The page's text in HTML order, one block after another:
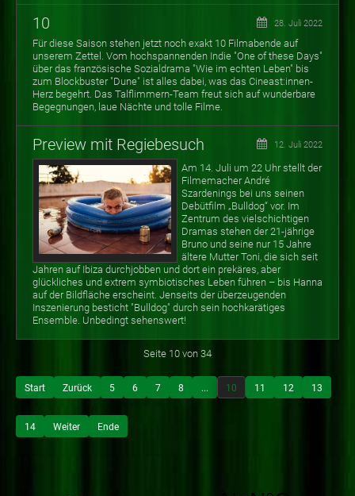
10 28. Juli 2022
Für diese Saison stehen jetzt noch exakt 10 Filmabende auf
unserem Zettel. Vom hochspannenden Indie "One of these Days"
über das französische Sozialdrama "Wie im echten Leben" bis
zum Blockbuster "Dune" ist alles dabei, was das Cineast:innen-
Herz begehrt. Das Talflimmern-Team freut sich auf wunderbare
Begegnungen, laue Nächte und tolle Filme.
Preview mit Regiebesuch 12. Juli 2022
Am 14. Juli um 22 Uhr stellt der
Filmemacher André
Szardenings bei uns seinen
Debütfilm „Bulldog“ vor. Im
Zentrum des vielschichtigen
Dramas stehen der 21-jährige
Bruno und seine nur 15 Jahre
ältere Mutter Toni, die sich seit
Jahren auf Ibiza durchjobben und dort ein prekäres, aber
glückliches und extrem symbiotisches Leben führen – bis Hanna
auf der Bildfläche erscheint. Jenseits der überzeugenden
Inszenierung besticht "Bulldog" durch sein hochkarätiges
Ensemble. Unbedingt sehenswert!
Seite 10 von 34
Start Zurück 5 6 7 8 ... 10 11 12 13
14 Weiter Ende